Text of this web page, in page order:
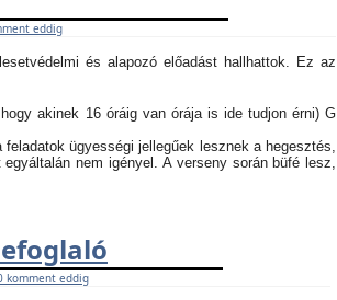
eddig
és alapozó előadást hallhattok. Ez az
akinek 16 óráig van órája is ide tudjon érni) G
ügyességi jellegűek lesznek a hegesztés,
nem igényel. A verseny során büfé lesz,
komment eddig